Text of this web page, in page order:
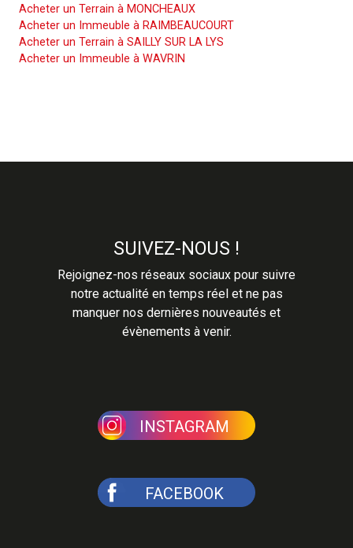
Acheter un Terrain à MONCHEAUX
Acheter un Immeuble à RAIMBEAUCOURT
Acheter un Terrain à SAILLY SUR LA LYS
Acheter un Immeuble à WAVRIN
SUIVEZ-NOUS !
Rejoignez-nos réseaux sociaux pour suivre
notre actualité en temps réel et ne pas
manquer nos dernières nouveautés et
évènements à venir.
INSTAGRAM
FACEBOOK